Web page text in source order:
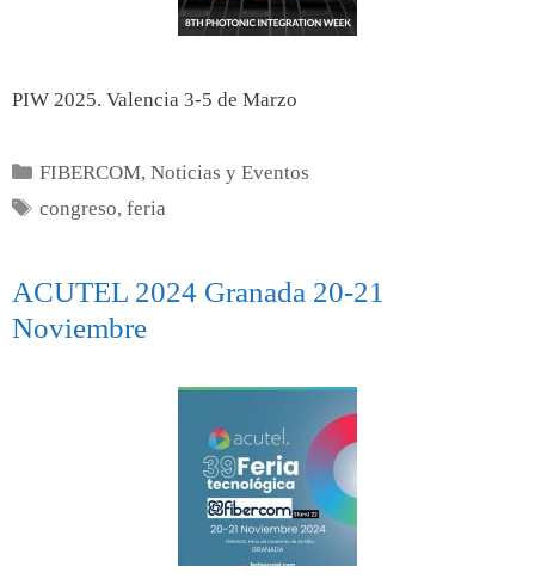
PIW 2025. Valencia 3-5 de Marzo
FIBERCOM,Noticias y Eventos
congreso,feria
ACUTEL 2024 Granada 20-21
Noviembre